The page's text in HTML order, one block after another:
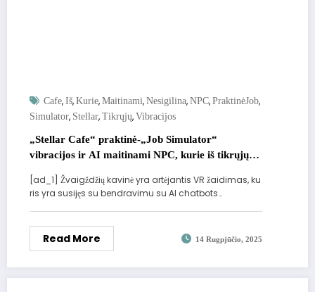
Cafe, Iš, Kurie, Maitinami, Nesigilina, NPC, PraktinėJob,
Simulator, Stellar, Tikrųjų, Vibracijos
„Stellar Cafe“ praktinė-„Job Simulator“
vibracijos ir AI maitinami NPC, kurie iš tikrųjų
[ad_1] Žvaigždžių kavinė yra artėjantis VR žaidimas, ku
ris yra susijęs su bendravimu su AI chatbots…
Read More 14 Rugpjūčio, 2025